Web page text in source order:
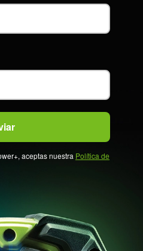
aceptas nuestra Política de